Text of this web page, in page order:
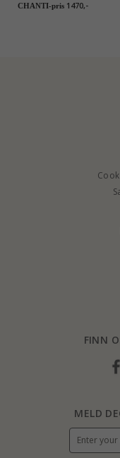
karat gull - Gold
CHANTI-pris 1470,-
FINN
MELD